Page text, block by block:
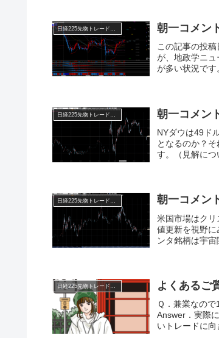
日経225先物トレード倶楽部 朝一コメン
この記事の投
が、地政学ニュ
が多い状況で
朝一コメン
NYダウは49ド
となるのか？
す。（見解につ
朝一コメン
米国市場はク
値更新を視野
ンタ銘柄は宇
日経225先物トレード倶楽部 よくあるご
Ｑ．兼業なの
Answer．実際
いトレードに